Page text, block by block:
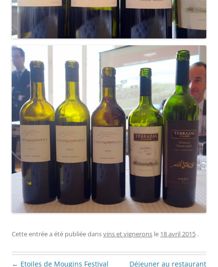
Cette entrée a été publiée dansvins et vignerons le 18 avril 2015 .
Navigation des articles
← Etoiles de Mougins Festival Déjeuner au restaurant